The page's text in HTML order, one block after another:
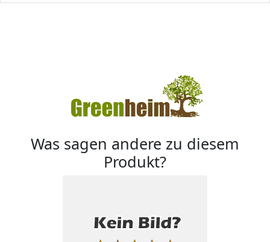
Was sagen andere zu diesem
Produkt?